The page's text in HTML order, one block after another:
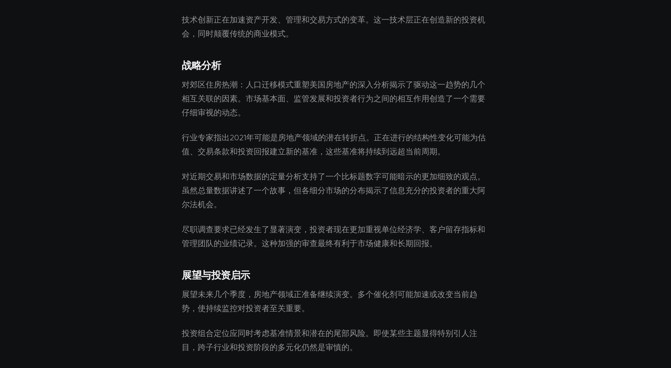
技术创新正在加速资产开发、管理和交易方式的变革。这一技术层正在创造新的投资机
会，同时颠覆传统的商业模式。
战略分析
对郊区住房热潮：人口迁移模式重塑美国房地产的深入分析揭示了驱动这一趋势的几个
相互关联的因素。市场基本面、监管发展和投资者行为之间的相互作用创造了一个需要
仔细审视的动态。
行业专家指出2021年可能是房地产领域的潜在转折点。正在进行的结构性变化可能为估
值、交易条款和投资回报建立新的基准，这些基准将持续到远超当前周期。
对近期交易和市场数据的定量分析支持了一个比标题数字可能暗示的更加细致的观点。
虽然总量数据讲述了一个故事，但各细分市场的分布揭示了信息充分的投资者的重大阿
尔法机会。
尽职调查要求已经发生了显著演变，投资者现在更加重视单位经济学、客户留存指标和
管理团队的业绩记录。这种加强的审查最终有利于市场健康和长期回报。
展望与投资启示
展望未来几个季度，房地产领域正准备继续演变。多个催化剂可能加速或改变当前趋
势，使持续监控对投资者至关重要。
投资组合定位应同时考虑基准情景和潜在的尾部风险。即使某些主题显得特别引人注
目，跨子行业和投资阶段的多元化仍然是审慎的。